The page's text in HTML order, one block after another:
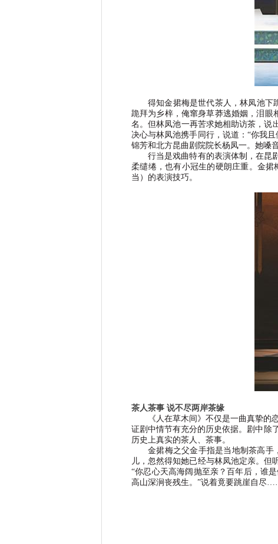
得知金捃梅是世代茶人，林凤池下
跪拜为乡梓，俺窜身草莽逃婚姻，泪眼
名。但林凤池一再苦求她相助访茶，说
决心与林凤池携手同行，说道： “你我且
锦芳和北方昆曲剧院院长杨凤一。她嗓
行当是戏曲特有的表演体制，在昆
柔缱绻，也有小冠生的硬朗庄重。金
当）的表演技巧。
茶人茶事 说不尽两岸茶缘
《人在草木间》不仅是一曲真挚
证剧中情节有充分的历史依据。剧中除
历史上真实的茶人、茶事。
金捃梅之父金手指是当地制茶高
儿，忽然得知她已经与林凤池定亲。但
“你忍心天高海阔抛至亲？百年后，谁
高山深涧丧残生。 ”说着竟要跳崖自尽